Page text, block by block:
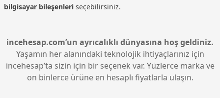
bilgisayar bileşenleri seçebilirsiniz.
incehesap.com’un ayrıcalıklı dünyasına hoş geldiniz.
Yaşamın her alanındaki teknolojik ihtiyaçlarınız için
incehesap’ta sizin için bir seçenek var. Yüzlerce marka ve
on binlerce ürüne en hesaplı fiyatlarla ulaşın.